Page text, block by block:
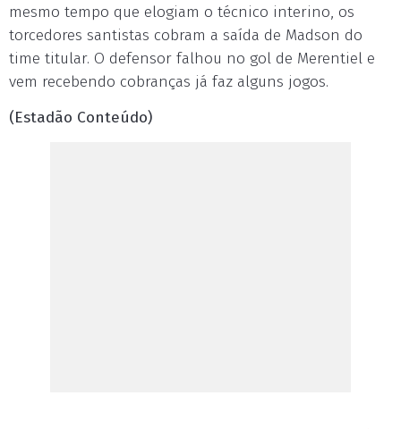
mesmo tempo que elogiam o técnico interino, os
torcedores santistas cobram a saída de Madson do
time titular. O defensor falhou no gol de Merentiel e
vem recebendo cobranças já faz alguns jogos.
(Estadão Conteúdo)